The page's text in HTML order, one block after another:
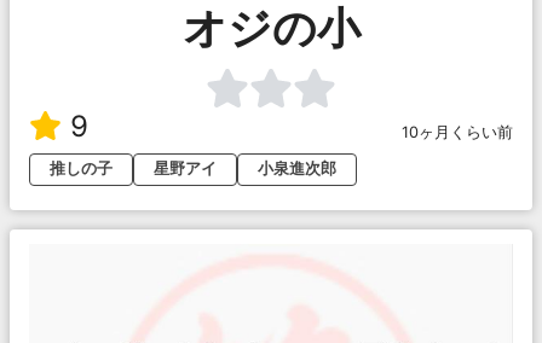
オジの小
9
10ヶ月くらい前
推しの子
星野アイ 小泉進次郎